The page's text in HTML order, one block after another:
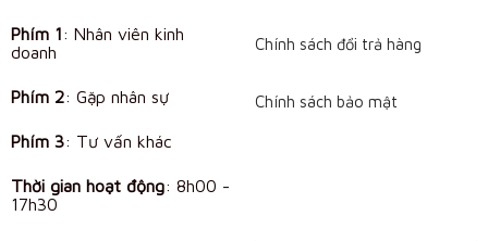
Phím 1: Nhân viên kinh
doanh
Phím 2: Gặp nhân sự
Phím 3: Tư vấn khác
Thời gian hoạt động: 8h00 -
17h30
Chính sách đổi trả hàng
Chính sách bảo mật